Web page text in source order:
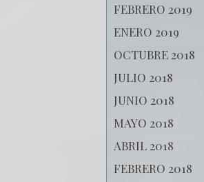
FEBRERO 2019
ENERO 2019
OCTUBRE 2018
JULIO 2018
JUNIO 2018
MAYO 2018
ABRIL 2018
FEBRERO 2018